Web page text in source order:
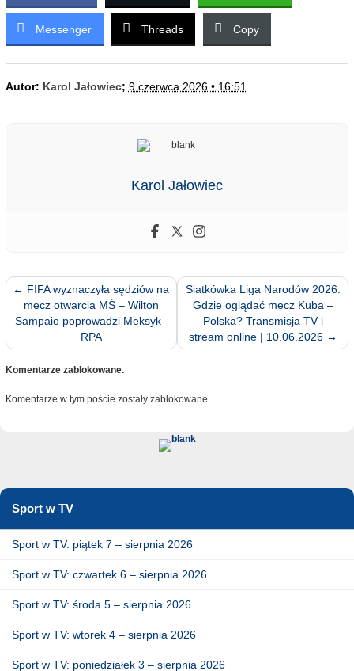
Messenger Threads Copy
Autor: Karol Jałowiec; 9 czerwca 2026 • 16:51
Karol Jałowiec
← FIFA wyznaczyła sędziów na
mecz otwarcia MŚ – Wilton
Sampaio poprowadzi Meksyk–
RPA
Siatkówka Liga Narodów 2026.
Gdzie oglądać mecz Kuba –
Polska? Transmisja TV i
stream online | 10.06.2026 →
Komentarze zablokowane.
Komentarze w tym poście zostały zablokowane.
Sport w TV
Sport w TV: piątek 7 – sierpnia 2026
Sport w TV: czwartek 6 – sierpnia 2026
Sport w TV: środa 5 – sierpnia 2026
Sport w TV: wtorek 4 – sierpnia 2026
Sport w TV: poniedziałek 3 – sierpnia 2026